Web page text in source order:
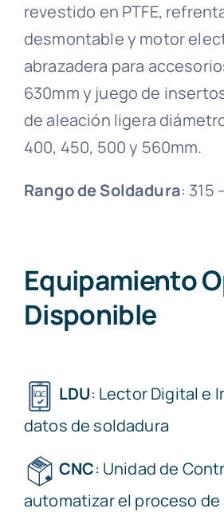
revestido en PTFE,
desmontable y motor
abrazadera para
630mm y juego de
de aleación ligera
400, 450, 500 y 560mm.
Rango de Soldadura: 315
Equipamiento
Disponible
LDU: Lector Digital e
datos de soldadura
CNC: Unidad de
automatizar el proceso de